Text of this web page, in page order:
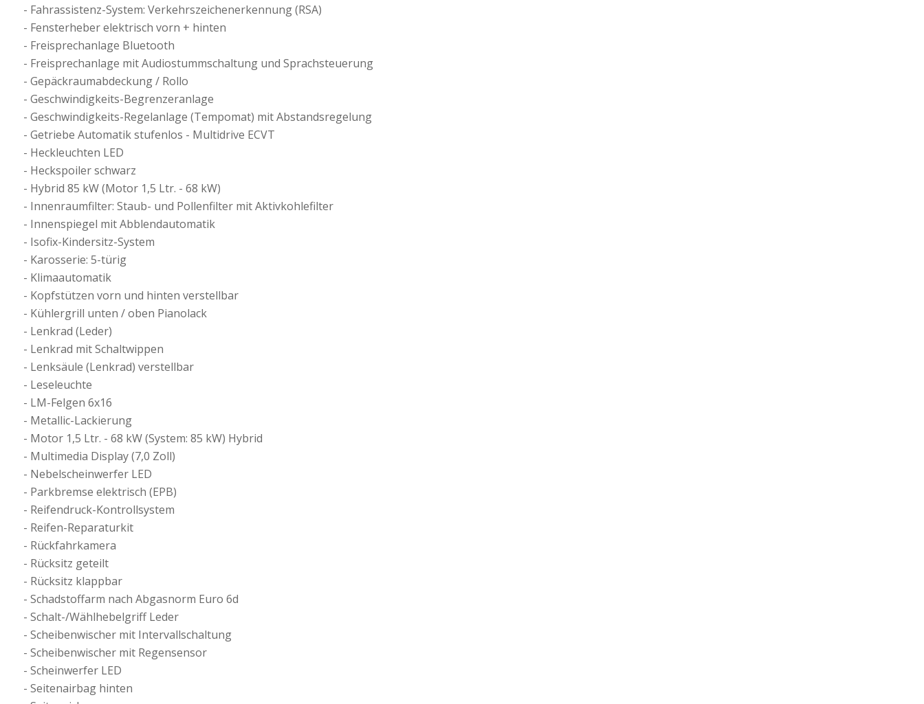
Fahrassistenz-System: Verkehrszeichenerkennung (RSA)
Fensterheber elektrisch vorn + hinten
Freisprechanlage Bluetooth
Freisprechanlage mit Audiostummschaltung und Sprachsteuerung
Gepäckraumabdeckung / Rollo
Geschwindigkeits-Begrenzeranlage
Geschwindigkeits-Regelanlage (Tempomat) mit Abstandsregelung
Getriebe Automatik stufenlos - Multidrive ECVT
Heckleuchten LED
Heckspoiler schwarz
Hybrid 85 kW (Motor 1,5 Ltr. - 68 kW)
Innenraumfilter: Staub- und Pollenfilter mit Aktivkohlefilter
Innenspiegel mit Abblendautomatik
Isofix-Kindersitz-System
Karosserie: 5-türig
Klimaautomatik
Kopfstützen vorn und hinten verstellbar
Kühlergrill unten / oben Pianolack
Lenkrad (Leder)
Lenkrad mit Schaltwippen
Lenksäule (Lenkrad) verstellbar
Leseleuchte
LM-Felgen 6x16
Metallic-Lackierung
Motor 1,5 Ltr. - 68 kW (System: 85 kW) Hybrid
Multimedia Display (7,0 Zoll)
Nebelscheinwerfer LED
Parkbremse elektrisch (EPB)
Reifendruck-Kontrollsystem
Reifen-Reparaturkit
Rückfahrkamera
Rücksitz geteilt
Rücksitz klappbar
Schadstoffarm nach Abgasnorm Euro 6d
Schalt-/Wählhebelgriff Leder
Scheibenwischer mit Intervallschaltung
Scheibenwischer mit Regensensor
Scheinwerfer LED
Seitenairbag hinten